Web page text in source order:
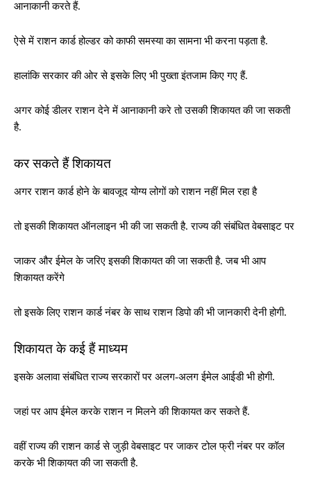
आनाकानी करते हैं.
ऐसे में राशन कार्ड होल्डर को काफी समस्या का सामना भी करना पड़ता है.
हालांकि सरकार की ओर से इसके लिए भी पुख्ता इंतजाम किए गए हैं.
अगर कोई डीलर राशन देने में आनाकानी करे तो उसकी शिकायत की जा सकती
है.
कर सकते हैं शिकायत
अगर राशन कार्ड होने के बावजूद योग्य लोगों को राशन नहीं मिल रहा है
तो इसकी शिकायत ऑनलाइन भी की जा सकती है. राज्य की संबंधित वेबसाइट पर
जाकर और ईमेल के जरिए इसकी शिकायत की जा सकती है. जब भी आप
शिकायत करेंगे
तो इसके लिए राशन कार्ड नंबर के साथ राशन डिपो की भी जानकारी देनी होगी.
शिकायत के कई हैं माध्यम
इसके अलावा संबंधित राज्य सरकारों पर अलग-अलग ईमेल आईडी भी होगी.
जहां पर आप ईमेल करके राशन न मिलने की शिकायत कर सकते हैं.
वहीं राज्य की राशन कार्ड से जुड़ी वेबसाइट पर जाकर टोल फ्री नंबर पर कॉल
करके भी शिकायत की जा सकती है.